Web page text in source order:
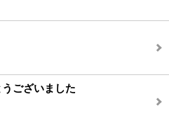
ございました